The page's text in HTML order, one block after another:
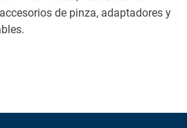
de pinza, adaptadores y